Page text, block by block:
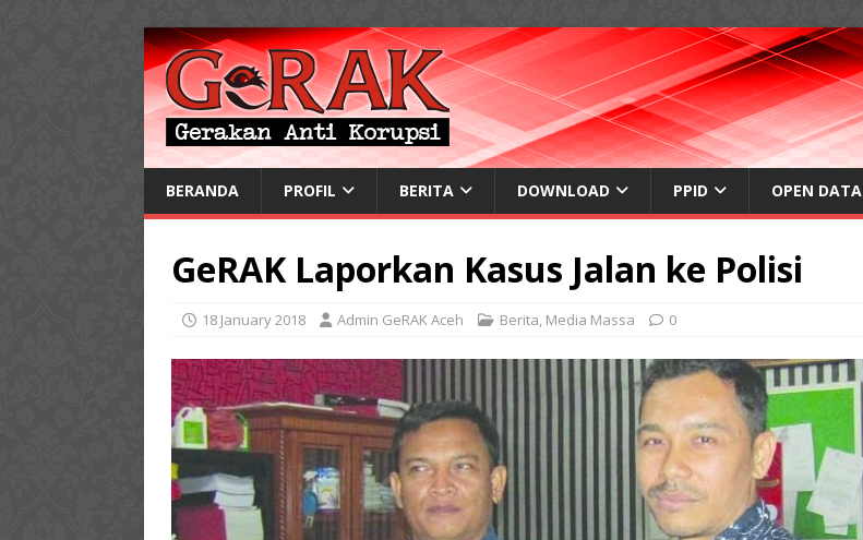
BERANDA PROFIL BERITA DOWNLOAD PPID OPEN DATA
GeRAK Laporkan Kasus Jalan ke Polisi
18 January 2018 Admin GeRAK Aceh Berita, Media Massa 0